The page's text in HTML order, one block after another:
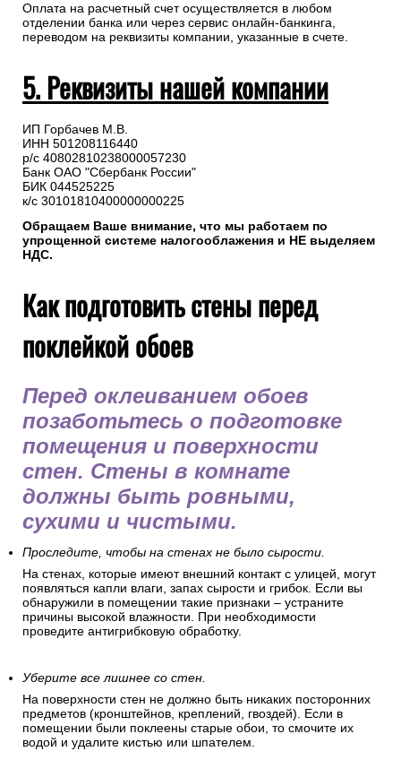
Оплата на расчетный счет осуществляется в любом
отделении банка или через сервис онлайн-банкинга,
переводом на реквизиты компании, указанные в счете.
5. Реквизиты нашей компании
ИП Горбачев М.В.
ИНН 501208116440
р/с 40802810238000057230
Банк ОАО "Сбербанк России"
БИК 044525225
к/с 30101810400000000225
Обращаем Ваше внимание, что мы работаем по
упрощенной системе налогооблажения и НЕ выделяем
НДС.
Как подготовить стены перед
поклейкой обоев
Перед оклеиванием обоев
позаботьтесь о подготовке
помещения и поверхности
стен. Стены в комнате
должны быть ровными,
сухими и чистыми.
Проследите, чтобы на стенах не было сырости.
На стенах, которые имеют внешний контакт с улицей, могут
появляться капли влаги, запах сырости и грибок. Если вы
обнаружили в помещении такие признаки – устраните
причины высокой влажности. При необходимости
проведите антигрибковую обработку.
Уберите все лишнее со стен.
На поверхности стен не должно быть никаких посторонних
предметов (кронштейнов, креплений, гвоздей). Если в
помещении были поклеены старые обои, то смочите их
водой и удалите кистью или шпателем.